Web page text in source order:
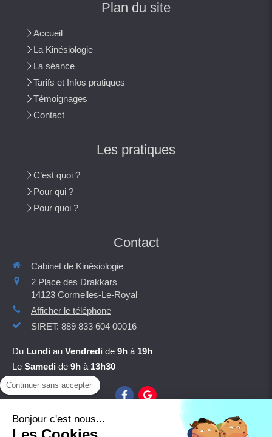
Plan du site
Accueil
La Kinésiologie
La séance
Tarifs et Infos pratiques
Témoignages
Contact
Les pratiques
C’est quoi ?
Pour qui ?
Pour quoi ?
Contact
Cabinet de Kinésiologie
2 Place des Drakkars
14123 Cormelles-Le-Royal
Afficher le téléphone
SIRET: 889 833 604 00016
Du Lundi au Vendredi de 9h à 19h
Le Samedi de 9h à 13h30
Continuer sans accepter
Bonjour c'est nous...